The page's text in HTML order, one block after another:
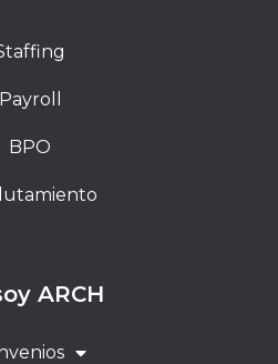
Payroll
BPO
ARCH